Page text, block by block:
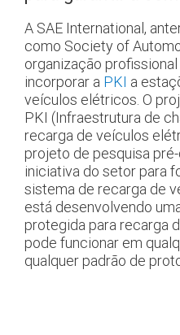
A SAE International,
como Society of
organização
incorporar a PKI a
veículos elétricos. O
PKI (Infraestrutura de
recarga de veículos
projeto de pesquisa
iniciativa do setor para
sistema de recarga de
está desenvolvendo
protegida para recarga
pode funcionar em
qualquer padrão de